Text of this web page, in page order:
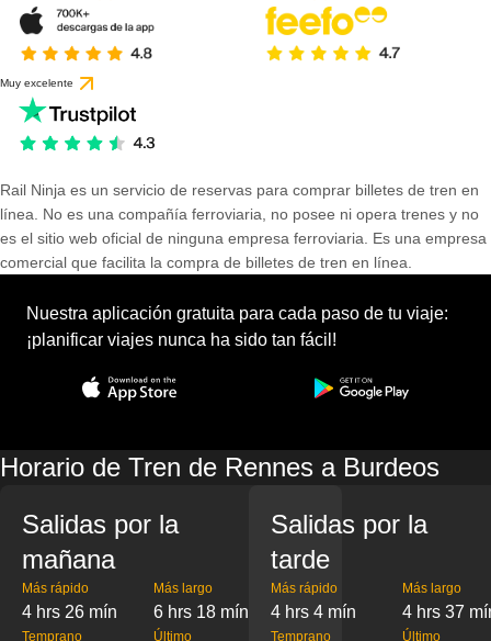
Muy excelente
Rail Ninja es un servicio de reservas para comprar billetes de tren en
línea. No es una compañía ferroviaria, no posee ni opera trenes y no
es el sitio web oficial de ninguna empresa ferroviaria. Es una empresa
comercial que facilita la compra de billetes de tren en línea.
Nuestra aplicación gratuita para cada paso de tu viaje:
¡planificar viajes nunca ha sido tan fácil!
Horario de Tren de Rennes a Burdeos
Salidas por la
mañana
Más rápido
4 hrs 26 mín
Más largo
6 hrs 18 mín
Temprano Último
Salidas por la
tarde
Más rápido
4 hrs 4 mín
Más largo
4 hrs 37
Temprano Último